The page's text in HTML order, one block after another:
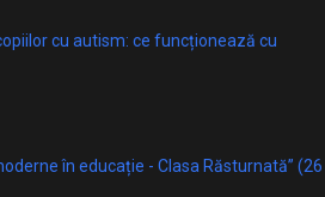
cu autism: ce funcționează cu
în educație - Clasa Răsturnată” (26